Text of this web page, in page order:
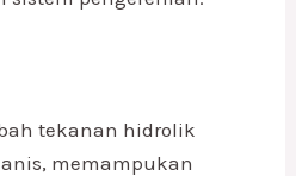
tekanan hidrolik
memampukan